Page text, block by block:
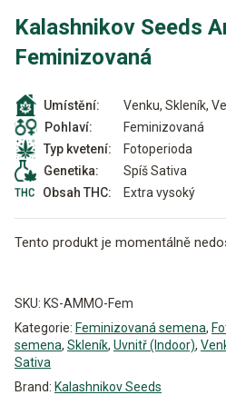
Kalashnikov Seeds
Feminizovaná
Umístění:
Venku, Skleník,
Pohlaví:
Feminizovaná
Typ kvetení:
Fotoperioda
Genetika:
Spíš Sativa
Obsah THC:
Extra vysoký
Tento produkt je momentálně
SKU: KS-AMMO-Fem
Kategorie: Feminizovaná semena,
semena, Skleník, Uvnitř (Indoor),
Sativa
Brand: Kalashnikov Seeds